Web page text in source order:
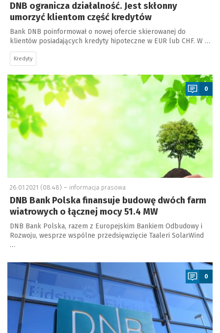
DNB ogranicza działalność. Jest skłonny
umorzyć klientom część kredytów
Bank DNB poinformował o nowej ofercie skierowanej do
klientów posiadających kredyty hipoteczne w EUR lub CHF. W …
Kredyty
a
0
26.01.2021 (08:48) – informacja prasowa
DNB Bank Polska finansuje budowę dwóch farm
wiatrowych o łącznej mocy 51.4 MW
DNB Bank Polska, razem z Europejskim Bankiem Odbudowy i
Rozwoju, wesprze wspólne przedsięwzięcie Taaleri SolarWind
…
a
0